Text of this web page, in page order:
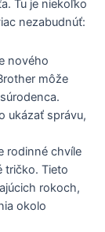
Tu je niekoľko
nezabudnúť:
nového
môže
ukázať správu,
rodinné chvíle
tričko. Tieto
rokoch,
okolo